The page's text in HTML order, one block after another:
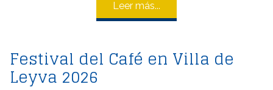
Leer más...
Festival del Café en Villa de
Leyva 2026